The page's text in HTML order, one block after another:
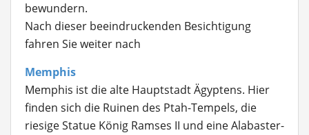
bewundern.
Nach dieser beeindruckenden Besichtigung
fahren Sie weiter nach
Memphis
Memphis ist die alte Hauptstadt Ägyptens. Hier
finden sich die Ruinen des Ptah-Tempels, die
riesige Statue König Ramses II und eine Alabaster-